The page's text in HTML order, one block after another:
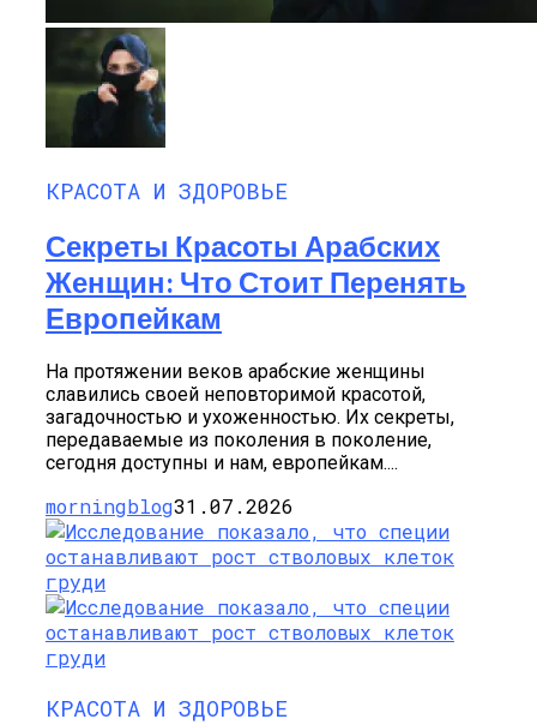
КРАСОТА И ЗДОРОВЬЕ
Секреты Красоты Арабских
Женщин: Что Стоит Перенять
Европейкам
На протяжении веков арабские женщины
славились своей неповторимой красотой,
загадочностью и ухоженностью. Их секреты,
передаваемые из поколения в поколение,
сегодня доступны и нам, европейкам....
morningblog31.07.2026
КРАСОТА И ЗДОРОВЬЕ